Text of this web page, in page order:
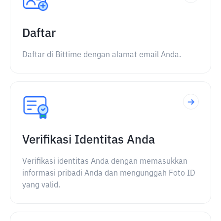
Daftar
Daftar di Bittime dengan alamat email Anda.
Verifikasi Identitas Anda
Verifikasi identitas Anda dengan memasukkan
informasi pribadi Anda dan mengunggah Foto ID
yang valid.